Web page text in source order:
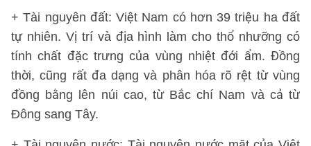
+ Tài nguyên đất: Việt Nam có hơn 39 triệu ha đất
tự nhiên. Vị trí và địa hình làm cho thổ nhưỡng có
tính chất đặc trưng của vùng nhiệt đới ẩm. Đồng
thời, cũng rất đa dạng và phân hóa rõ rệt từ vùng
đồng bằng lên núi cao, từ Bắc chí Nam và cả từ
Ðông sang Tây.